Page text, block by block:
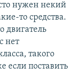
нужен некий
то средства.
двигатель
нет
такого
если поставить